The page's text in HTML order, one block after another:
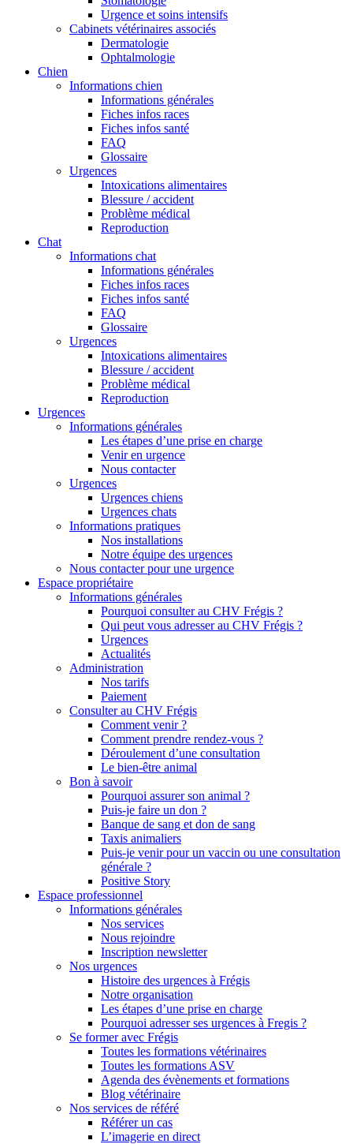
Urgence et soins intensifs
Cabinets vétérinaires associés
Dermatologie
Ophtalmologie
Chien
Informations chien
Informations générales
Fiches infos races
Fiches infos santé
FAQ
Glossaire
Urgences
Intoxications alimentaires
Blessure / accident
Problème médical
Reproduction
Chat
Informations chat
Informations générales
Fiches infos races
Fiches infos santé
FAQ
Glossaire
Urgences
Intoxications alimentaires
Blessure / accident
Problème médical
Reproduction
Urgences
Informations générales
Les étapes d’une prise en charge
Venir en urgence
Nous contacter
Urgences
Urgences chiens
Urgences chats
Informations pratiques
Nos installations
Notre équipe des urgences
Nous contacter pour une urgence
Espace propriétaire
Informations générales
Pourquoi consulter au CHV Frégis ?
Qui peut vous adresser au CHV Frégis ?
Urgences
Actualités
Administration
Nos tarifs
Paiement
Consulter au CHV Frégis
Comment venir ?
Comment prendre rendez-vous ?
Déroulement d’une consultation
Le bien-être animal
Bon à savoir
Pourquoi assurer son animal ?
Puis-je faire un don ?
Banque de sang et don de sang
Taxis animaliers
Puis-je venir pour un vaccin ou une consultation
générale ?
Positive Story
Espace professionnel
Informations générales
Nos services
Nous rejoindre
Inscription newsletter
Nos urgences
Histoire des urgences à Frégis
Notre organisation
Les étapes d’une prise en charge
Pourquoi adresser ses urgences à Fregis ?
Se former avec Frégis
Toutes les formations vétérinaires
Toutes les formations ASV
Agenda des évènements et formations
Blog vétérinaire
Nos services de référé
Référer un cas
L’imagerie en direct